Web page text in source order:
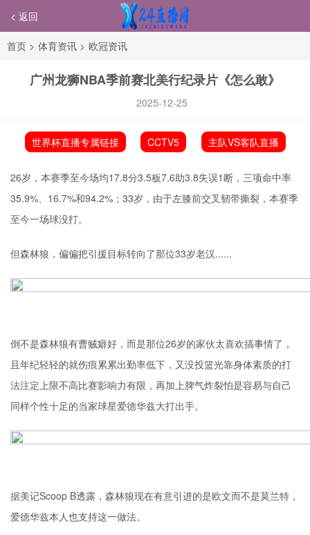
< 返回
首页 > 体育资讯 > 欧冠资讯
广州龙狮NBA季前赛北美行纪录片《怎么敢》
2025-12-25
世界杯直播专属链接 CCTV5 主队VS客队直播
26岁，本赛季至今场均17.8分3.5板7.6助3.8失误1断，三项命中率
35.9%、16.7%和94.2%；33岁，由于左膝前交叉韧带撕裂，本赛季
至今一场球没打。
但森林狼，偏偏把引援目标转向了那位33岁老汉......
倒不是森林狼有曹贼癖好，而是那位26岁的家伙太喜欢搞事情了，
且年纪轻轻的就伤痕累累出勤率低下，又没投篮光靠身体素质的打
法注定上限不高比赛影响力有限，再加上脾气炸裂怕是容易与自己
同样个性十足的当家球星爱德华兹大打出手。
据美记Scoop B透露，森林狼现在有意引进的是欧文而不是莫兰特，
爱德华兹本人也支持这一做法。